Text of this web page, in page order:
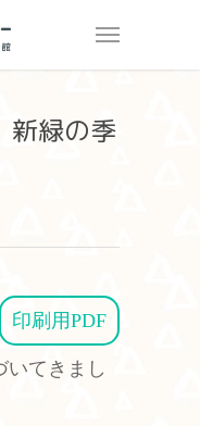
新緑の季
印刷用PDF
いてきまし